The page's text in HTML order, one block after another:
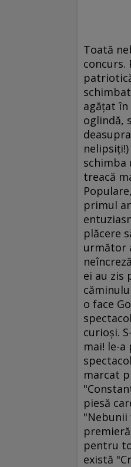
Toată
concurs.
agăţat
oglindă,
schimba
treacă
primul
plăcere
următor
ei au zis
o face
curioşi.
mai! le-
marcat
piesă
"Nebunii
pentru
există